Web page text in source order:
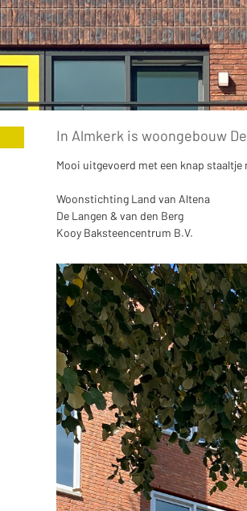
In Almkerk is woongebouw
Mooi uitgevoerd met een knap
Woonstichting Land van Altena
De Langen & van den Berg
Kooy Baksteencentrum B.V.